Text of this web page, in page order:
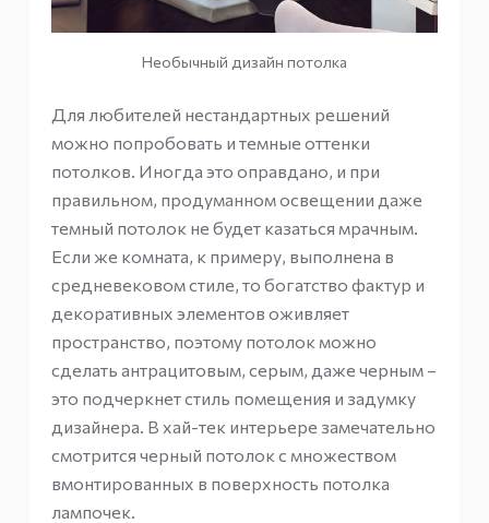
Необычный дизайн потолка
Для любителей нестандартных решений
можно попробовать и темные оттенки
потолков. Иногда это оправдано, и при
правильном, продуманном освещении даже
темный потолок не будет казаться мрачным.
Если же комната, к примеру, выполнена в
средневековом стиле, то богатство фактур и
декоративных элементов оживляет
пространство, поэтому потолок можно
сделать антрацитовым, серым, даже черным –
это подчеркнет стиль помещения и задумку
дизайнера. В хай-тек интерьере замечательно
смотрится черный потолок с множеством
вмонтированных в поверхность потолка
лампочек.